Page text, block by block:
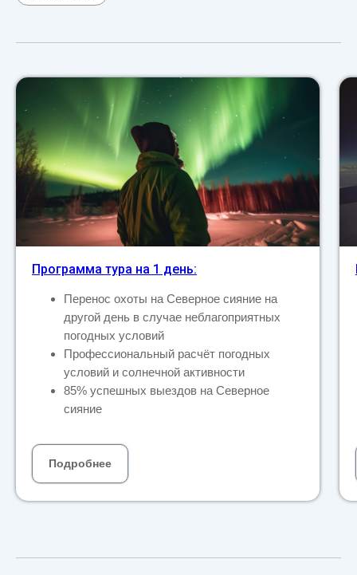
Программа тура на 1 день:
Перенос охоты на Северное сияние на
другой день в случае неблагоприятных
погодных условий
Профессиональный расчёт погодных
условий и солнечной активности
85% успешных выездов на Северное
сияние
Подробнее